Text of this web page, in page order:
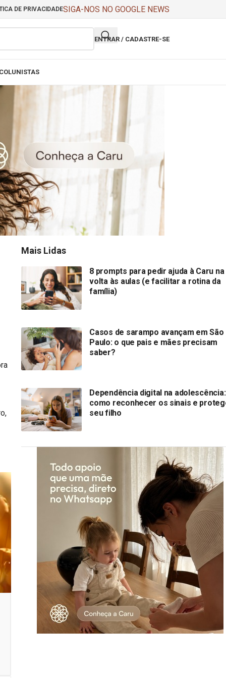
DE PRIVACIDADESIGA-NOS NO GOOGLE NEWS
ENTRAR / CADASTRE-SE
Mais Lidas
8 prompts para pedir ajuda à Caru na
volta às aulas (e facilitar a rotina da
família)
Casos de sarampo avançam em São
Paulo: o que pais e mães precisam
saber?
Dependência digital na adolescência:
como reconhecer os sinais e
seu filho